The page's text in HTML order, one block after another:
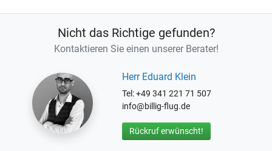
Nicht das Richtige gefunden?
Kontaktieren Sie einen unserer Berater!
Herr Eduard Klein
Tel: +49 341 221 71 507
info@billig-flug.de
Rückruf erwünscht!